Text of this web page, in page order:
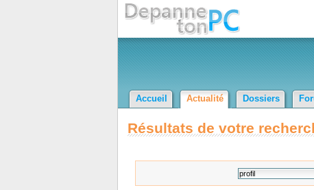
Accueil Actualité Dossiers
Résultats de votre